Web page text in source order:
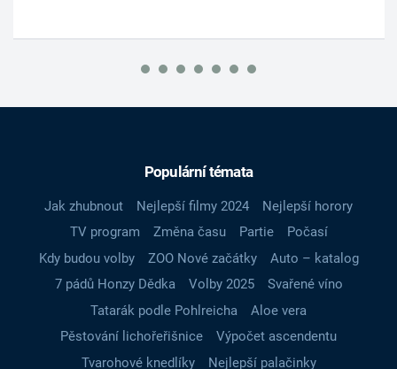
Populární témata
Jak zhubnout Nejlepší filmy 2024
Nejlepší horory
TV program
Změna času Partie
Počasí
Kdy budou volby
ZOO Nové začátky
Auto – katalog
7 pádů Honzy Dědka
Volby 2025
Svařené víno
Tatarák podle Pohlreicha
Aloe vera
Pěstování lichořeřišnice
Výpočet ascendentu
Tvarohové knedlíky
Nejlepší palačinky